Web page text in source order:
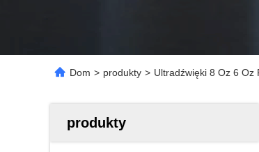
Dom > produkty > Ultradźwięki 8 Oz 6 Oz
produkty